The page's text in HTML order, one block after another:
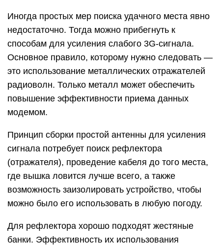
Иногда простых мер поиска удачного места явно
недостаточно. Тогда можно прибегнуть к
способам для усиления слабого 3G-сигнала.
Основное правило, которому нужно следовать —
это использование металлических отражателей
радиоволн. Только металл может обеспечить
повышение эффективности приема данных
модемом.
Принцип сборки простой антенны для усиления
сигнала потребует поиск рефлектора
(отражателя), проведение кабеля до того места,
где вышка ловится лучше всего, а также
возможность заизолировать устройство, чтобы
можно было его использовать в любую погоду.
Для рефлектора хорошо подходят жестяные
банки. Эффективность их использования